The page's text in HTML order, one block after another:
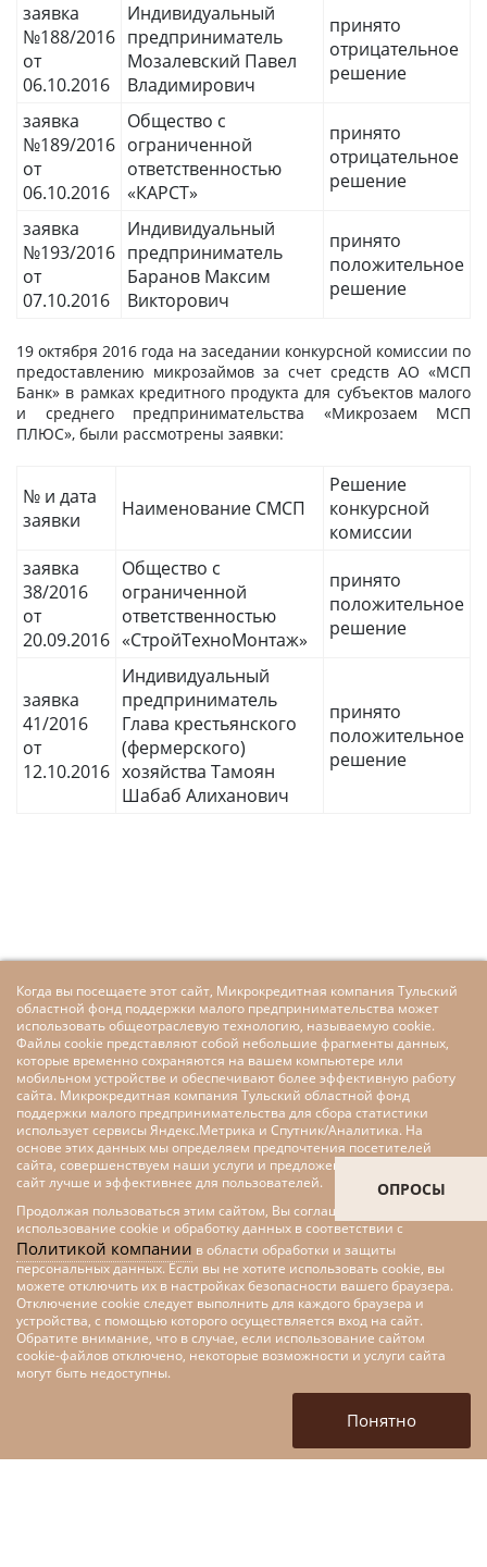
заявка
№188/2016
от
06.10.2016
Индивидуальный
предприниматель
Мозалевский Павел
Владимирович
принято
отрицательное
решение
заявка
№189/2016
от
06.10.2016
Общество с
ограниченной
ответственностью
«КАРСТ»
принято
отрицательное
решение
заявка
№193/2016
от
07.10.2016
Индивидуальный
предприниматель
Баранов Максим
Викторович
принято
положительное
решение
19 октября 2016 года на заседании конкурсной комиссии по
предоставлению микрозаймов за счет средств АО «МСП
Банк» в рамках кредитного продукта для субъектов малого
и среднего предпринимательства «Микрозаем МСП
ПЛЮС», были рассмотрены заявки:
№ и дата
заявки
Наименование СМСП
Решение
конкурсной
комиссии
заявка
38/2016
от
20.09.2016
Общество с
ограниченной
ответственностью
«СтройТехноМонтаж»
принято
положительное
решение
заявка
41/2016
от
12.10.2016
Индивидуальный
предприниматель
Глава крестьянского
(фермерского)
хозяйства Тамоян
Шабаб Алиханович
принято
положительное
решение
Меры поддержки малого и
среднего предпринимательства
национальной программы
«Цифровая экономика»
ОПРОСЫ
Когда вы посещаете этот сайт, Микрокредитная компания Тульский
областной фонд поддержки малого предпринимательства может
использовать общеотраслевую технологию, называемую cookie.
Файлы cookie представляют собой небольшие фрагменты данных,
которые временно сохраняются на вашем компьютере или
мобильном устройстве и обеспечивают более эффективную работу
сайта. Микрокредитная компания Тульский областной фонд
поддержки малого предпринимательства для сбора статистики
использует сервисы Яндекс.Метрика и Спутник/Аналитика. На
основе этих данных мы определяем предпочтения посетителей
сайта, совершенствуем наши услуги и предложения, делаем наш
сайт лучше и эффективнее для пользователей.
Продолжая пользоваться этим сайтом, Вы соглашаетесь на
использование cookie и обработку данных в соответствии с
Политикой компании в области обработки и защиты
персональных данных. Если вы не хотите использовать cookie, вы
можете отключить их в настройках безопасности вашего браузера.
Отключение cookie следует выполнить для каждого браузера и
устройства, с помощью которого осуществляется вход на сайт.
Обратите внимание, что в случае, если использование сайтом
cookie-файлов отключено, некоторые возможности и услуги сайта
могут быть недоступны.
Понятно